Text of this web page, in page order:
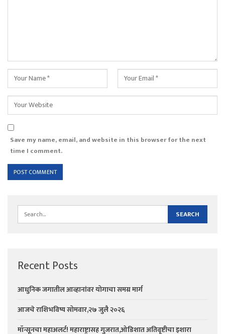
Save my name, email, and website in this browser for the next
time I comment.
Recent Posts
आधुनिक जगातील आव्हानांवर योगाचा समग्र मार्ग
आजचे राशिभविष्य सोमवार,२७ जुलै २०२६
मॉन्सूनचा महाअलर्ट! महाराष्ट्रासह गुजरात,ओडिशात अतिवृष्टीचा इशारा